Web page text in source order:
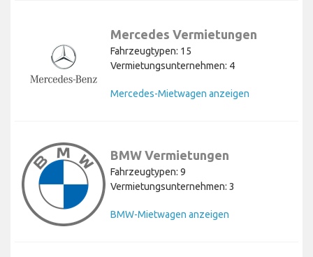
Mercedes Vermietungen
Fahrzeugtypen: 15
Vermietungsunternehmen: 4
Mercedes-Mietwagen anzeigen
BMW Vermietungen
Fahrzeugtypen: 9
Vermietungsunternehmen: 3
BMW-Mietwagen anzeigen